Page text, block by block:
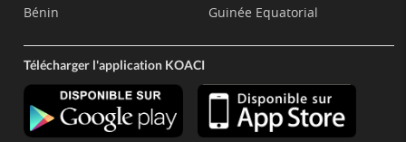
Bénin
Guinée Equatorial
Télécharger l'application KOACI